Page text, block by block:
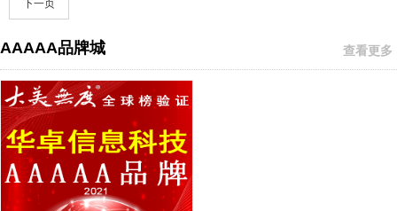
下一页
AAAAA品牌城 查看更多